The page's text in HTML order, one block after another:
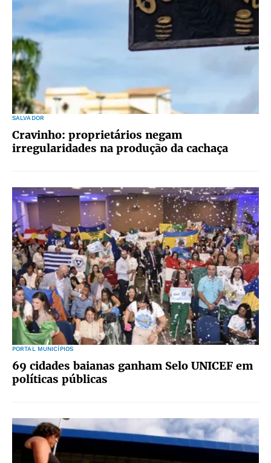
SALVADOR
Cravinho: proprietários negam
irregularidades na produção da cachaça
PORTAL MUNICÍPIOS
69 cidades baianas ganham Selo UNICEF em
políticas públicas